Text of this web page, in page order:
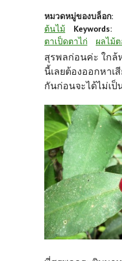
หมวดหมู่ของบล็อก:
ต้นไม้
Keywords:
ตาเป็ดตาไก่
ผลไม้
สุรพลก่อนค่ะ ใกล้
นี้เลยต้องออกหาเ
กันก่อนจะได้ไม่เป็